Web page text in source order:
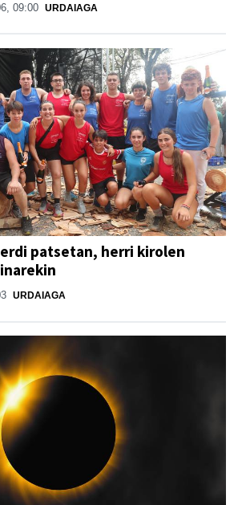
09:00 URDAIAGA
patsetan, herri kirolen
URDAIAGA